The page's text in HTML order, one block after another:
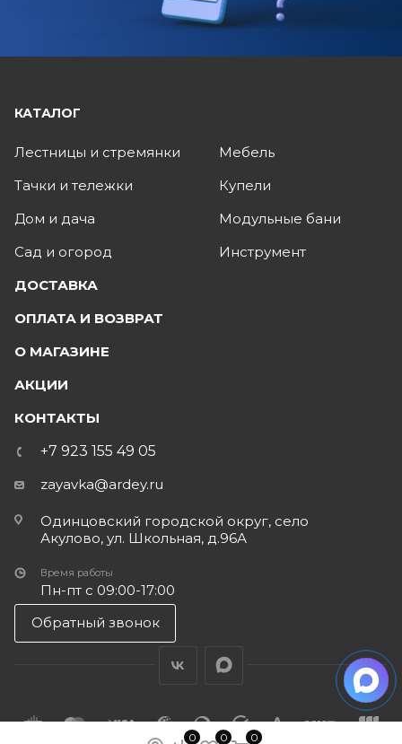
0 0 0
КАТАЛОГ
Лестницы и стремянки
Тачки и тележки
Дом и дача
Сад и огород
Мебель
Купели
Модульные бани
Инструмент
ДОСТАВКА
ОПЛАТА И ВОЗВРАТ
О МАГАЗИНЕ
АКЦИИ
КОНТАКТЫ
+7 923 155 49 05
zayavka@ardey.ru
Одинцовский городской округ, село
Акулово, ул. Школьная, д.96А
Время работы
Пн-пт с 09:00-17:00
Обратный звонок